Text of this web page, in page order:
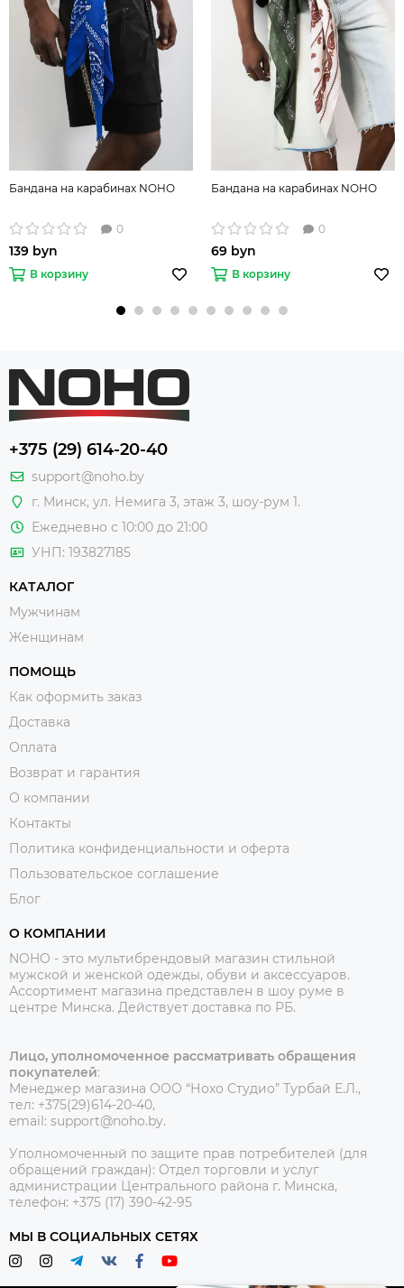
Бандана на карабинах NOHO
0
139 byn
В корзину
Бандана на карабинах NOHO
0
69 byn
В корзину
+375 (29) 614-20-40
support@noho.by
г. Минск, ул. Немига 3, этаж 3, шоу-рум 1.
Ежедневно с 10:00 до 21:00
УНП: 193827185
КАТАЛОГ
Мужчинам
Женщинам
ПОМОЩЬ
Как оформить заказ
Доставка
Оплата
Возврат и гарантия
О компании
Контакты
Политика конфиденциальности и оферта
Пользовательское соглашение
Блог
О КОМПАНИИ
NOHO - это мультибрендовый магазин стильной
мужской и женской одежды, обуви и аксессуаров.
Ассортимент магазина представлен в шоу руме в
центре Минска. Действует доставка по РБ.
Лицо, уполномоченное рассматривать обращения
покупателей:
Менеджер магазина ООО “Нохо Студио” Турбай Е.Л.,
тел: +375(29)614-20-40,
email: support@noho.by.
Уполномоченный по защите прав потребителей (для
обращений граждан): Отдел торговли и услуг
администрации Центрального района г. Минска,
телефон: +375 (17) 390-42-95
МЫ В СОЦИАЛЬНЫХ СЕТЯХ